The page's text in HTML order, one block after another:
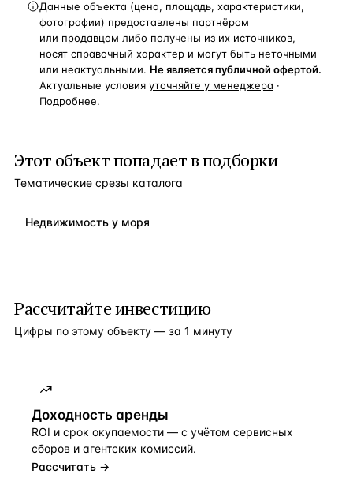
Данные объекта (цена, площадь, характеристики,
фотографии) предоставлены партнёром
или продавцом либо получены из их источников,
носят справочный характер и могут быть неточными
или неактуальными. Не является публичной офертой.
Актуальные условия уточняйте у менеджера ·
Подробнее.
Этот объект попадает в подборки
Тематические срезы каталога
Недвижимость у моря
Рассчитайте инвестицию
Цифры по этому объекту — за 1 минуту
Доходность аренды
ROI и срок окупаемости — с учётом сервисных
сборов и агентских комиссий.
Рассчитать →